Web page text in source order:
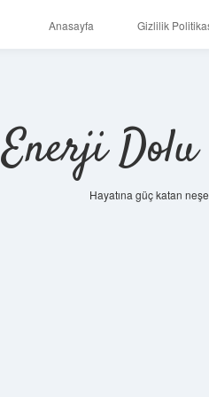
Anasayfa Gizlilik
Enerji
Hayatına güç katan